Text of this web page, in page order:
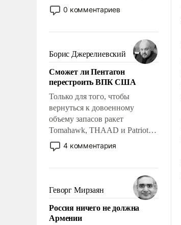
постепенно вытесняя и
отменяя традиционное
мужественным и твердым под
ударами судьбы, брать на себя
ответственность, помогать
слабым, идти вперед и
адаптироваться.
0 комментариев
Борис Джерелиевский
Сможет ли Пентагон
перестроить ВПК США
Только для того, чтобы
вернуться к довоенному
объему запасов ракет
Tomahawk, THAAD и Patriot
США потребуется более трех
лет. Даже небольшая война с
Сложившаяся ситуация
означает многолетний период
уязвимости США, например,
перед Китаем.
4 комментария
Геворг Мирзаян
Россия ничего не должна
Армении